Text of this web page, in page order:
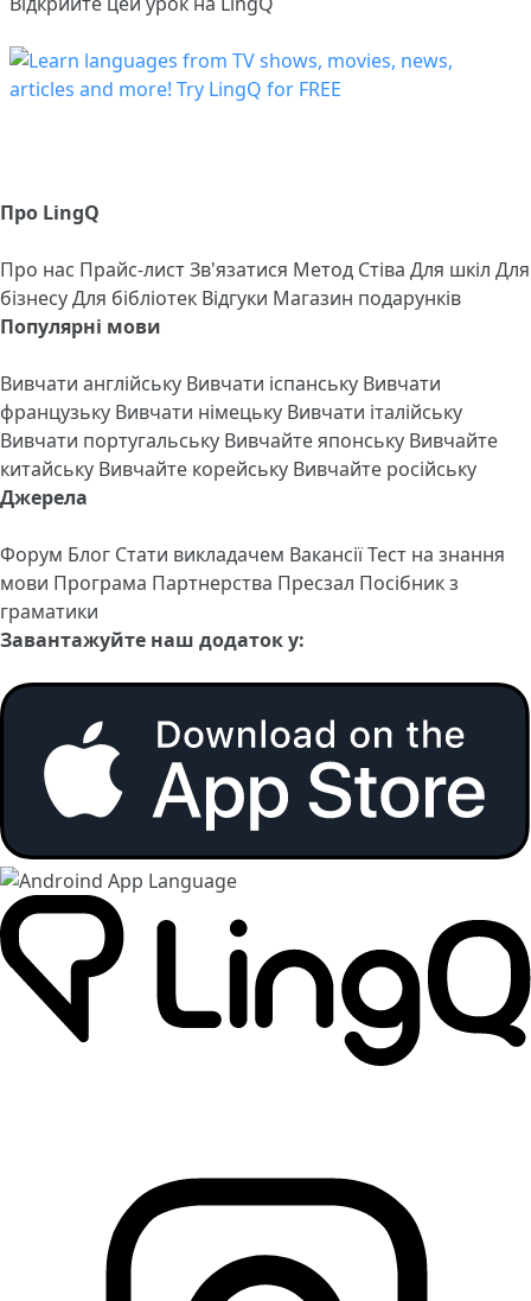
Про LingQ
Про нас Прайс-листЗв'язатися Метод Стіва Для шкіл Для
бізнесуДля бібліотек Відгуки Магазин подарунків
Популярні мови
Вивчати англійську Вивчати іспанську Вивчати
французьку Вивчати німецьку Вивчати італійську
Вивчати португальську Вивчайте японську Вивчайте
китайську Вивчайте корейську Вивчайте російську
Джерела
Форум Блог Стати викладачем ВакансіїТест на знання
мови Програма Партнерства Пресзал Посібник з
граматики
Завантажуйте наш додаток у: